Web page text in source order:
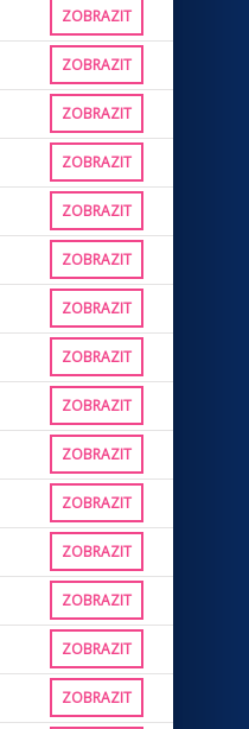
ZOBRAZIT
ZOBRAZIT
ZOBRAZIT
ZOBRAZIT
ZOBRAZIT
ZOBRAZIT
ZOBRAZIT
ZOBRAZIT
ZOBRAZIT
ZOBRAZIT
ZOBRAZIT
ZOBRAZIT
ZOBRAZIT
ZOBRAZIT
ZOBRAZIT